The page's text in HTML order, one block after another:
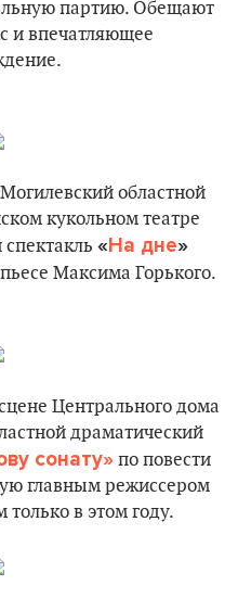
партию. Обещают
и впечатляющее
областной
кукольном театре
«На дне»
Максима Горького.
Центрального дома
драматический
сонату»по повести
главным режиссером
в этом году.